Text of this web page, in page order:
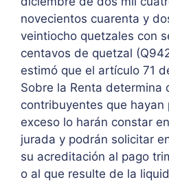
novecientos cuarenta y
veintiocho quetzales con
centavos de quetzal
estimó que el artículo 71
Sobre la Renta determina
contribuyentes que hayan
exceso lo harán constar
jurada y podrán solicitar
su acreditación al pago
o al que resulte de la